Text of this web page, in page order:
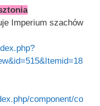
Imperium szachów
component/co